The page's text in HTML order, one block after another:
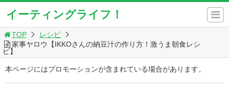
イーティングライフ！
TOP
レシピ
家事ヤロウ【IKKOさんの納豆汁の作り方！激うま朝食レシ
ピ】
本ページにはプロモーションが含まれている場合があります。